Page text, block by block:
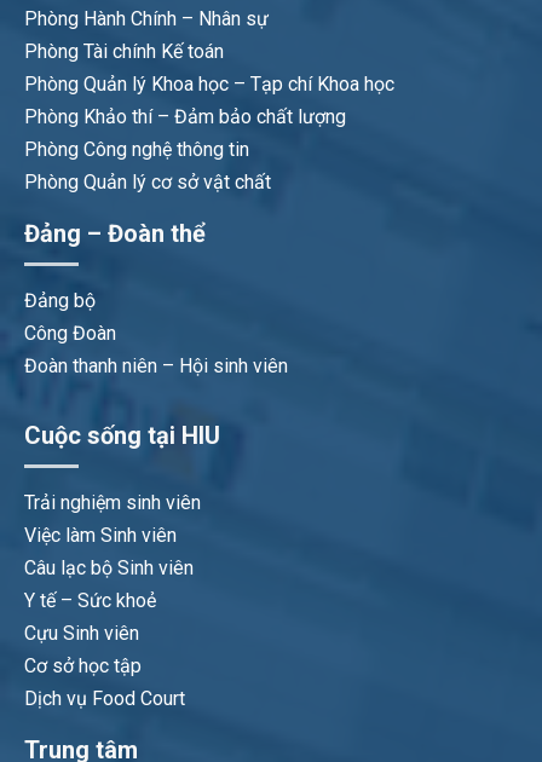
Phòng Hành Chính – Nhân sự
Phòng Tài chính Kế toán
Phòng Quản lý Khoa học – Tạp chí Khoa học
Phòng Khảo thí – Đảm bảo chất lượng
Phòng Công nghệ thông tin
Phòng Quản lý cơ sở vật chất
Đảng – Đoàn thể
Đảng bộ
Công Đoàn
Đoàn thanh niên – Hội sinh viên
Cuộc sống tại HIU
Trải nghiệm sinh viên
Việc làm Sinh viên
Câu lạc bộ Sinh viên
Y tế – Sức khoẻ
Cựu Sinh viên
Cơ sở học tập
Dịch vụ Food Court
Trung tâm